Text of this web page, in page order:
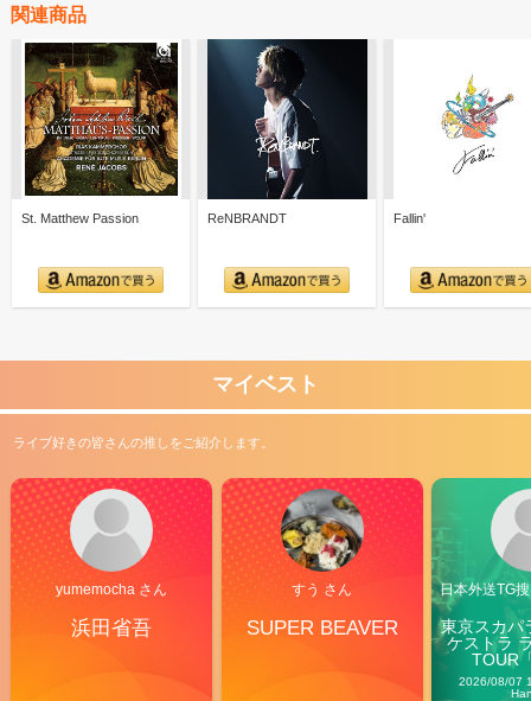
関連商品
St. Matthew Passion ReNBRANDT Fallin'
マイベスト
ライブ好きの皆さんの推しをご紹介します。
yumemocha さん
浜田省吾
すう さん
SUPER BEAVER
日本外送TG
東京スカパ
ケストラ
TOUR
2026/08/07